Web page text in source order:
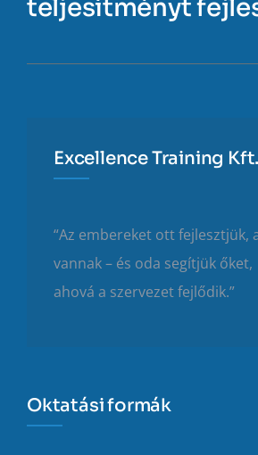
teljesítményt
Excellence Training Kft.
“Az embereket ott fejlesztjük,
vannak – és oda segítjük őket,
ahová a szervezet fejlődik.”
Oktatási formák